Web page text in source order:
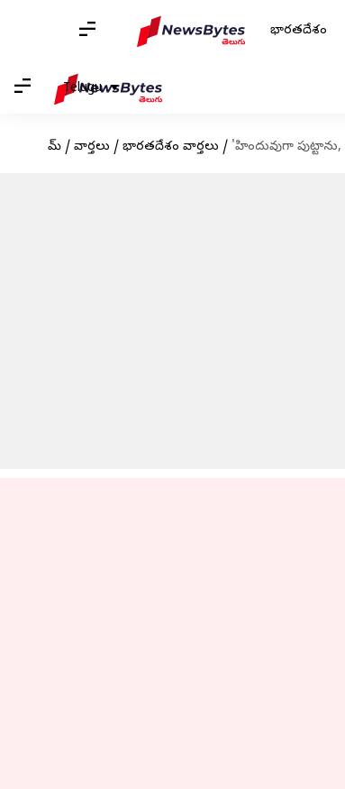
భారతదేశం
Telugu
హోమ్ / వార్తలు / భారతదేశం వార్తలు / 'హిందువుగా